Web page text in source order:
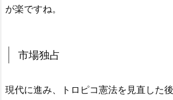
が楽ですね。
市場独占
現代に進み、トロピコ憲法を見直した